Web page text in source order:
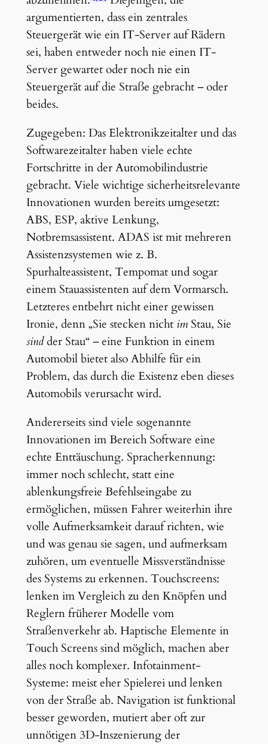
argumentierten, dass ein zentrales
Steuergerät wie ein IT-Server auf Rädern
sei, haben entweder noch nie einen IT-
Server gewartet oder noch nie ein
Steuergerät auf die Straße gebracht – oder
beides.
Zugegeben: Das Elektronikzeitalter und das
Softwarezeitalter haben viele echte
Fortschritte in der Automobilindustrie
gebracht. Viele wichtige sicherheitsrelevante
Innovationen wurden bereits umgesetzt:
ABS, ESP, aktive Lenkung,
Notbremsassistent. ADAS ist mit mehreren
Assistenzsystemen wie z. B.
Spurhalteassistent, Tempomat und sogar
einem Stauassistenten auf dem Vormarsch.
Letzteres entbehrt nicht einer gewissen
Ironie, denn „Sie stecken nicht imStau, Sie
sindder Stau“ – eine Funktion in einem
Automobil bietet also Abhilfe für ein
Problem, das durch die Existenz eben dieses
Automobils verursacht wird.
Andererseits sind viele sogenannte
Innovationen im Bereich Software eine
echte Enttäuschung. Spracherkennung:
immer noch schlecht, statt eine
ablenkungsfreie Befehlseingabe zu
ermöglichen, müssen Fahrer weiterhin ihre
volle Aufmerksamkeit darauf richten, wie
und was genau sie sagen, und aufmerksam
zuhören, um eventuelle Missverständnisse
des Systems zu erkennen. Touchscreens:
lenken im Vergleich zu den Knöpfen und
Reglern früherer Modelle vom
Straßenverkehr ab. Haptische Elemente in
Touch Screens sind möglich, machen aber
alles noch komplexer. Infotainment-
Systeme: meist eher Spielerei und lenken
von der Straße ab. Navigation ist funktional
besser geworden, mutiert aber oft zur
unnötigen 3D-Inszenierung der